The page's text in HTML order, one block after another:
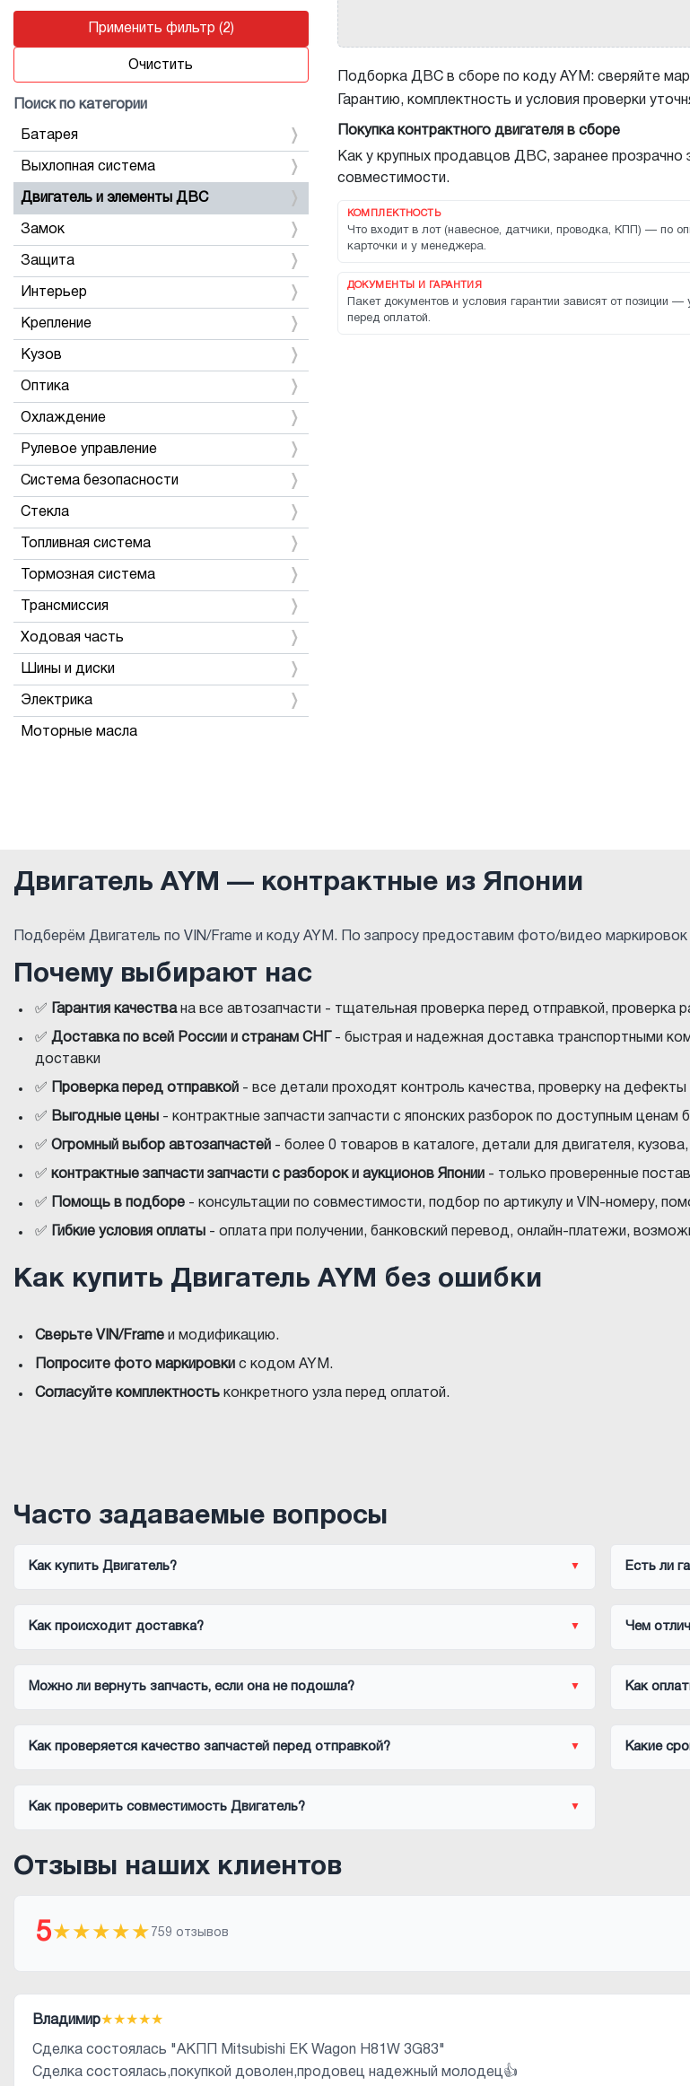
Применить фильтр (2)
Очистить
Поиск по категории
Батарея
Выхлопная система
Двигатель и элементы ДВС
Замок
Защита
Интерьер
Крепление
Кузов
Оптика
Охлаждение
Рулевое управление
Система безопасности
Стекла
Топливная система
Тормозная система
Трансмиссия
Ходовая часть
Шины и диски
Электрика
Моторные масла
Подборка ДВС в сборе по коду AYM: сверяйте
Гарантию, комплектность и условия проверки
Покупка контрактного двигателя в сборе
Как у крупных продавцов ДВС, заранее
совместимости.
КОМПЛЕКТНОСТЬ
Что входит в лот (навесное, датчики, проводка, КПП) — по
карточки и у менеджера.
ДОКУМЕНТЫ И ГАРАНТИЯ
Пакет документов и условия гарантии зависят от позиции —
перед оплатой.
Двигатель AYM — контрактные из Японии
Подберём Двигатель по VIN/Frame и коду AYM. По запросу предоставим фото/видео
Почему выбирают нас
✅ Гарантия качествана все автозапчасти - тщательная проверка перед отправкой, проверка
✅ Доставка по всей России и странам СНГ
- быстрая и надежная доставка транспортными
доставки
✅ Проверка перед отправкой - все детали проходят контроль качества, проверку на
✅ Выгодные цены - контрактные запчасти запчасти с японских разборок по доступным ценам
✅ Огромный выбор автозапчастей - более 0 товаров в каталоге, детали для двигателя,
✅ контрактные запчасти запчасти с разборок и аукционов Японии - только проверенные
✅ Помощь в подборе - консультации по совместимости, подбор по артикулу и VIN-номеру,
✅ Гибкие условия оплаты - оплата при получении, банковский перевод, онлайн-платежи,
Как купить Двигатель AYM без ошибки
Сверьте VIN/Frame и модификацию.
Попросите фото маркировки с кодом AYM.
Согласуйте комплектность конкретного узла перед оплатой.
Часто задаваемые вопросы
Как купить Двигатель? Есть ли
Как происходит доставка? Чем
Можно ли вернуть запчасть, если она не подошла? Как
Как проверяется качество запчастей перед отправкой? Какие
Как проверить совместимость Двигатель?
Отзывы наших клиентов
5★★★★★ 759 отзывов
Владимир★★★★★
Сделка состоялась "АКПП Mitsubishi EK Wagon H81W 3G83"
Сделка состоялась,покупкой доволен,продовец надежный молодец👍